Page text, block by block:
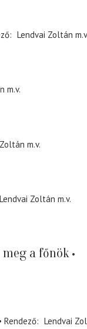
Lendvai Zoltán
m.v.
m.v.
Lendvai Zoltán m.v.
a főnök
Rendező
Lendvai